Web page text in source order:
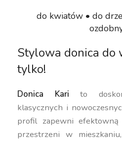
do kwiatów • do
Stylowa donica do
tylko!
Donica Karito
klasycznych i
profil zapewni efektowną
przestrzeni w